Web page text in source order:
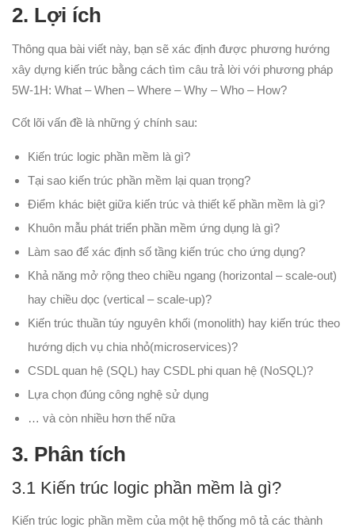
2. Lợi ích
Thông qua bài viết này, bạn sẽ xác định được phương hướng
xây dựng kiến trúc bằng cách tìm câu trả lời với phương pháp
5W-1H: What – When – Where – Why – Who – How?
Cốt lõi vấn đề là những ý chính sau:
Kiến trúc logic phần mềm là gì?
Tại sao kiến trúc phần mềm lại quan trọng?
Điểm khác biệt giữa kiến trúc và thiết kế phần mềm là gì?
Khuôn mẫu phát triển phần mềm ứng dụng là gì?
Làm sao để xác định số tầng kiến trúc cho ứng dụng?
Khả năng mở rộng theo chiều ngang (horizontal – scale-out)
hay chiều dọc (vertical – scale-up)?
Kiến trúc thuần túy nguyên khối (monolith) hay kiến trúc theo
hướng dịch vụ chia nhỏ(microservices)?
CSDL quan hệ (SQL) hay CSDL phi quan hệ (NoSQL)?
Lựa chọn đúng công nghệ sử dụng
… và còn nhiều hơn thế nữa
3. Phân tích
3.1 Kiến trúc logic phần mềm là gì?
Kiến trúc logic phần mềm của một hệ thống mô tả các thành